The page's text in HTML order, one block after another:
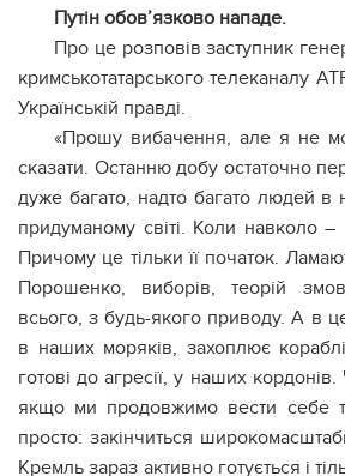
Путін обов’язково нападе.
Про це розповів заступник
кримськотатарського телеканалу
Українській правді.
«Прошу вибачення, але я не
сказати. Останню добу остаточно
дуже багато, надто багато людей в
придуманому світі. Коли навколо –
Причому це тільки її початок.
Порошенко, виборів, теорій
всього, з будь-якого приводу. А в
в наших моряків, захоплює
готові до агресії, у наших
якщо ми продовжимо вести себе
просто: закінчиться
Кремль зараз активно готується і